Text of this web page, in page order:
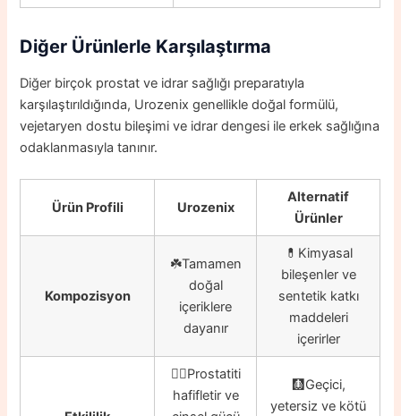
Diğer Ürünlerle Karşılaştırma
Diğer birçok prostat ve idrar sağlığı preparatıyla
karşılaştırıldığında, Urozenix genellikle doğal formülü,
vejetaryen dostu bileşimi ve idrar dengesi ile erkek sağlığına
odaklanmasıyla tanınır.
Ürün Profili Urozenix
Alternatif
Ürünler
Kompozisyon
☘️Tamamen
doğal
içeriklere
dayanır
💊Kimyasal
bileşenler ve
sentetik katkı
maddeleri
içerirler
👍🏼Prostatiti
hafifletir ve
🩻Geçici,
yetersiz ve kötü